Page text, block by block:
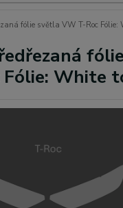
fólie světla VW T-Roc
White